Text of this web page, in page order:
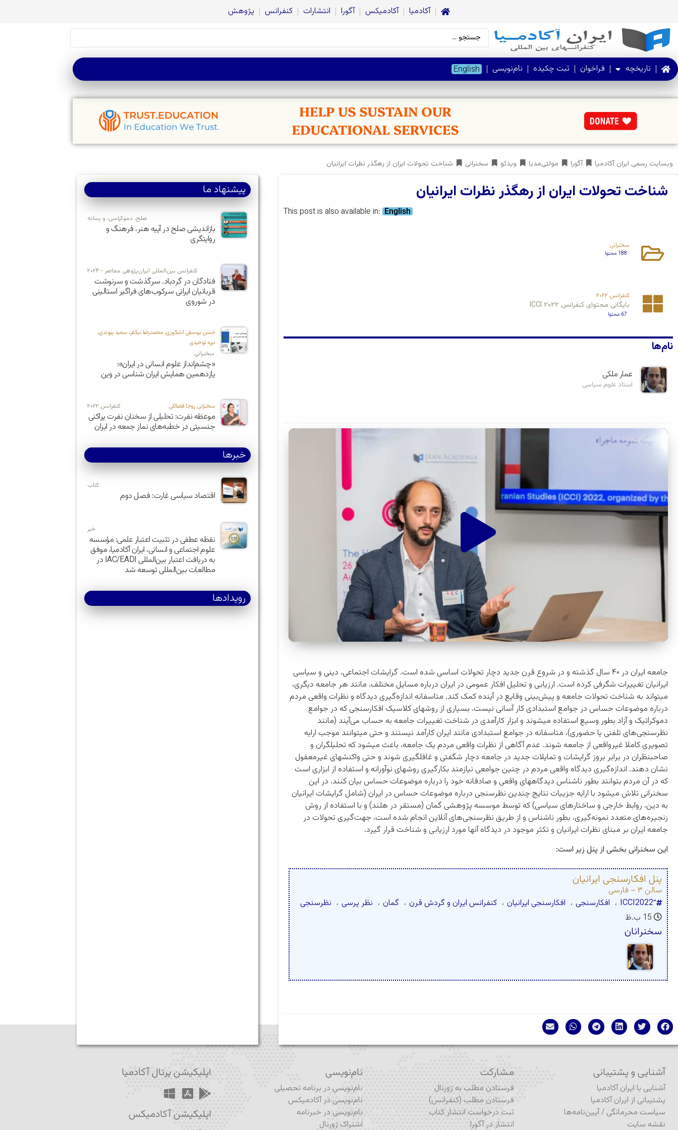
آکادمیا آکادمیکس آگورا انتشارات کنفرانس پژوهش
تاریخچه فراخوان ثبت چکیده نام‌نویسی English
وبسایت رسمی ایران آکادمیا آگورا مولتی‌مدیا ویدئو سخنرانی شناخت تحولات ایران از رهگذر نظرات ایرانیان
شناخت تحولات ایران از رهگذر نظرات ایرانیان
This post is also available in: English
سخنرانی
188 محتوا
کنفرانس ۲۰۲۲
بایگانی محتوای کنفرانس ۲۰۲۲ ICCI
67 محتوا
نام‌ها
عمار ملکی
استاد علوم سیاسی
جامعه ایران در ۴۰ سال گذشته و در شروع قرن جدید دچار تحولات اساسی شده است. گرایشات اجتماعی، دینی و سیاسی
ایرانیان تغییرات شگرفی کرده است. ارزیابی و تحلیل افکار عمومی در ایران درباره مسایل مختلف، مانند هر جامعه دیگری،
میتواند به شناخت تحولات جامعه و پیش‌بینی وقایع در آینده کمک کند. متاسفانه اندازه‌گیری دیدگاه و نظرات واقعی مردم
درباره موضوعات حساس در جوامع استبدادی کار آسانی نیست. بسیاری از روشهای کلاسیک افکارسنجی که در جوامع
دموکراتیک و آزاد بطور وسیع استفاده میشوند و ابزار کارآمدی در شناخت تغییرات جامعه به حساب می‌آیند (مانند
نظرسنجی‌های تلفنی یا حضوری)، متاسفانه در جوامع استبدادی مانند ایران کارآمد نیستند و حتی میتوانند موجب ارایه
تصویری کاملا غیرواقعی از جامعه شوند. عدم آگاهی از نظرات واقعی مردم یک جامعه، باعث میشود که تحلیلگران و
صاحبنظران در برابر بروز گرایشات و تمایلات جدید در جامعه دچار شگفتی و غافلگیری شوند و حتی واکنشهای غیرمعقول
نشان دهند. اندازه‌گیری دیدگاه واقعی مردم در چنین جوامعی نیازمند بکارگیری روشهای نوآورانه و استفاده از ابزاری است
که در آن مردم بتوانند بطور ناشناس دیدگاههای واقعی و صادقانه خود را درباره موضوعات حساس بیان کنند. در این
سخنرانی تلاش میشود با ارایه جزییات نتایج چندین نظرسنجی درباره موضوعات حساس در ایران (شامل گرایشات ایرانیان
به دین، روابط خارجی و ساختارهای سیاسی) که توسط موسسه پژوهشی گمان (مستقر در هلند) و با استفاده از روش
زنجیره‌های متعدد نمونه‌گیری، بطور ناشناس و از طریق نظرسنجی‌های آنلاین انجام شده است، جهت‌گیری تحولات در
جامعه ایران بر مبنای نظرات ایرانیان و تکثر موجود در دیدگاه آنها مورد ارزیابی و شناخت قرار گیرد.
این سخنرانی بخشی از پنل زیر است:
پنل افکارسنجی ایرانیان
سالن ۳ – فارسی
، افکارسنجی ، افکارسنجی ایرانیان ، کنفرانس ایران و گردش قرن ، گمان ، نظر پرسی ، نظرسنجی
سخنرانان
پیشنهاد ما
صلح، دموکراسی، و رسانه
بازاندیشی صلح در آییه هنر، فرهنگ و
روایتگری
کنفرانس بین‌المللی ایران‌پژوهی معاصر - ۲۰۲۴
فتادگان در گردباد. سرگذشت و سرنوشت
قربانیان ایرانی سرکوب‌های فراگیر استالینی
در شوروی
حسن یوسفی اشکوری، محمدرضا نیکفر، سعید پیوندی،
نیره توحیدی
سخنرانی
«چشم‌انداز علوم انسانی در ایران»؛
یازدهمین همایش ایران شناسی در وین
سخنرانی روجا فضائلی کنفرانس ۲۰۲۲
موعظه نفرت: تحلیلی از سخنان نفرت پراکنی
جنسیتی در خطبه‌های نماز جمعه در ایران
خبرها
کتاب
اقتصاد سیاسی غارت: فصل دوم
خبر
نقطه عطفی در تثبیت اعتبار علمی: مؤسسه
علوم اجتماعی و انسانی، ایران آکادمیا، موفق
به دریافت اعتبار بین‌المللی IAC/EADI در
مطالعات بین‌المللی توسعه شد
رویدادها
آشنایی و پشتیبانی
آشنایی با ایران آکادمیا
پشتیبانی از ایران آکادمیا
سیاست محرمانگی /آیین‌نامه‌ها
نقشه سایت
مشارکت
فرستادن مطلب به ژورنال
فرستادن مطلب (کنفرانس)
ثبت درخواست انتشار کتاب
انتشار در آگورا
نام‌نویسی
نام‌نویسی در برنامه تحصیلی
نام‌نویسی در آکادمیکس
نام‌نویسی در خبرنامه
اشتراک ژورنال
اپلیکیشن پرتال آکادمیا
اپلیکیشن آکادمیکس